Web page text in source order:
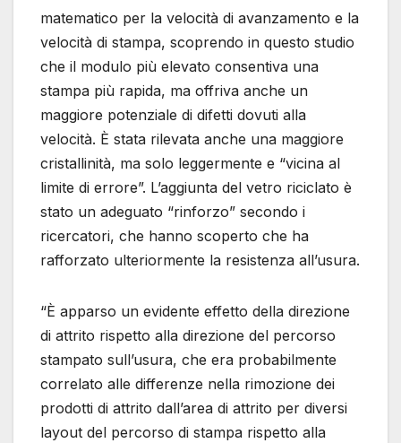
matematico per la velocità di avanzamento e la
velocità di stampa, scoprendo in questo studio
che il modulo più elevato consentiva una
stampa più rapida, ma offriva anche un
maggiore potenziale di difetti dovuti alla
velocità. È stata rilevata anche una maggiore
cristallinità, ma solo leggermente e “vicina al
limite di errore”. L’aggiunta del vetro riciclato è
stato un adeguato “rinforzo” secondo i
ricercatori, che hanno scoperto che ha
rafforzato ulteriormente la resistenza all’usura.
“È apparso un evidente effetto della direzione
di attrito rispetto alla direzione del percorso
stampato sull’usura, che era probabilmente
correlato alle differenze nella rimozione dei
prodotti di attrito dall’area di attrito per diversi
layout del percorso di stampa rispetto alla